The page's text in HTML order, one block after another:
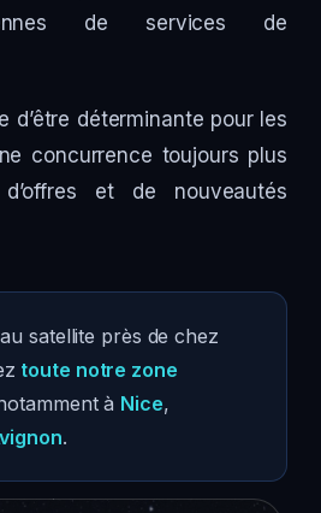
de services de
d’être déterminante pour les
concurrence toujours plus
et de nouveautés
satellite près de chez
toute notre zone
à Nice,
.